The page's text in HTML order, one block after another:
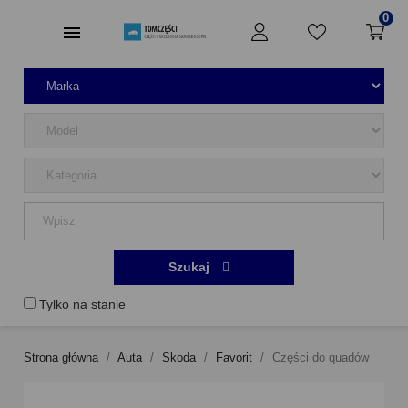
0
Tylko na stanie
Szukaj
Strona główna Auta Skoda Favorit Części do quadów